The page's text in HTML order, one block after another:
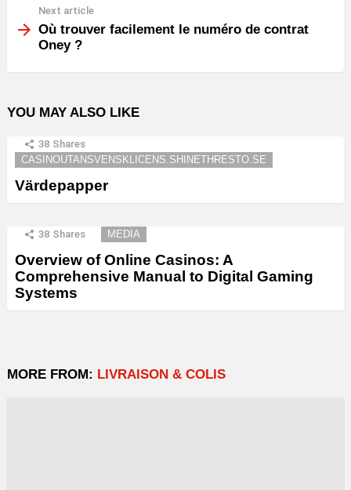
Next article
Où trouver facilement le numéro de contrat
Oney ?
YOU MAY ALSO LIKE
38 Shares
CASINOUTANSVENSKLICENS.SHINETHRESTO.SE
Värdepapper
38 Shares MEDIA
Overview of Online Casinos: A
Comprehensive Manual to Digital Gaming
Systems
MORE FROM: LIVRAISON & COLIS